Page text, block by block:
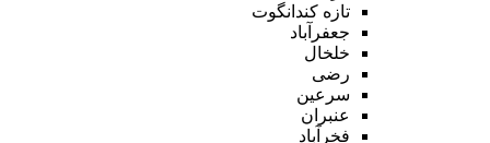
تازه کندانگوت
جعفرآباد
خلخال
رضی
سرعین
عنبران
فخرآباد